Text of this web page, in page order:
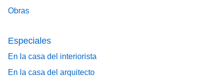
Obras
Especiales
En la casa del interiorista
En la casa del arquitecto